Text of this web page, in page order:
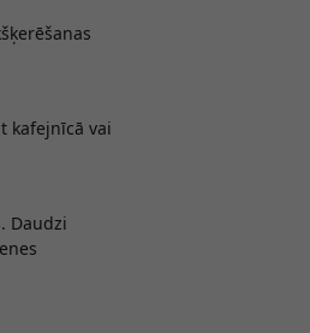
kafejnīcā vai
Daudzi